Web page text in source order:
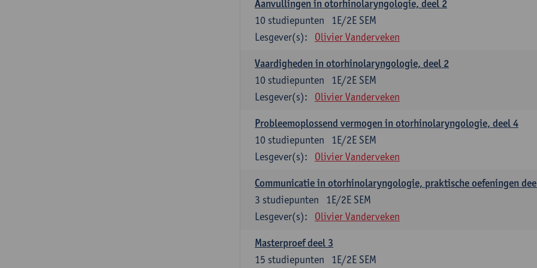
Aanvullingen in otorhinolaryngologie, deel 2
1E/2E SEM
10 studiepunten
Lesgever(s):
Olivier Vanderveken
Vaardigheden in otorhinolaryngologie, deel 2
1E/2E SEM
10 studiepunten
Lesgever(s):
Olivier Vanderveken
Probleemoplossend vermogen in otorhinolaryngologie, deel 4
1E/2E SEM
10 studiepunten
Lesgever(s):
Olivier Vanderveken
Communicatie in otorhinolaryngologie, praktische oefeningen
1E/2E SEM
3 studiepunten
Lesgever(s):
Olivier Vanderveken
Masterproef deel 3
1E/2E SEM
15 studiepunten